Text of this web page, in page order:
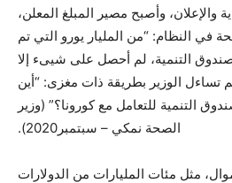
والإعلان، وأصبح مصير المبلغ المعلن،
في النظام: “من المليار يورو التي تم
التنمية، لم أحصل على شيىء إلا
تساءل الوزير بطريقة ذات مغزى: “أين
التنمية للتعامل مع كورونا؟” (وزير
الصحة نمكي – سبتمبر2020).
مثل مئات المليارات من الدولارات